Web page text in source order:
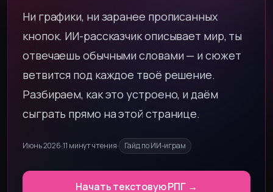
Ни графики, ни заранее прописанных
кнопок. ИИ-рассказчик описывает мир, ты
отвечаешь обычными словами — и сюжет
ветвится под каждое твоё решение.
Разбираем, как это устроено, и даём
сыграть прямо на этой странице.
Июнь 2026·11 минут чтения· Гайд по ИИ-играм
Начать текстовую РПГ →